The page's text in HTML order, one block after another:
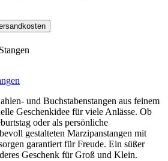
und Buchstabenstangen aus feinem
Geschenkidee für viele Anlässe. Ob
oder als persönliche
gestalteten Marzipanstangen mit
garantiert für Freude. Ein süßer
Geschenk für Groß und Klein.